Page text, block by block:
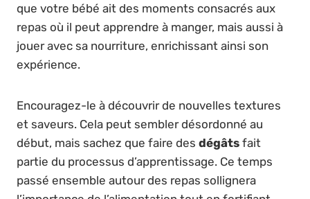
que votre bébé ait des moments consacrés aux
repas où il peut apprendre à manger, mais aussi à
jouer avec sa nourriture, enrichissant ainsi son
expérience.
Encouragez-le à découvrir de nouvelles textures
et saveurs. Cela peut sembler désordonné au
début, mais sachez que faire des dégâts fait
partie du processus d’apprentissage. Ce temps
passé ensemble autour des repas sollignera